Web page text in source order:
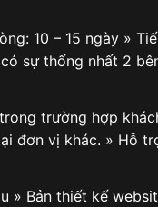
10 – 15 ngày »
sự thống nhất 2
trường hợp
đơn vị khác. » Hỗ
» Bản thiết kế